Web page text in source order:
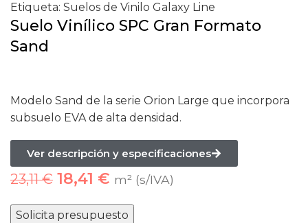
Etiqueta: Suelos de Vinilo Galaxy Line
Suelo Vinílico SPC Gran Formato
Sand
Modelo Sand de la serie Orion Large que incorpora
subsuelo EVA de alta densidad.
Ver descripción y especificaciones
23,11€ 18,41 € m² (s/IVA)
Solicita presupuesto